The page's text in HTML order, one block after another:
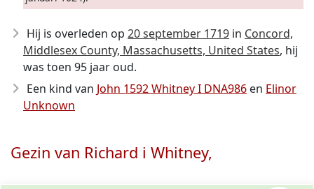
Hij is overleden op 20 september 1719 in Concord,
Middlesex County, Massachusetts, United States, hij
was toen 95 jaar oud.
Een kind van John 1592 Whitney I DNA986 en Elinor
Unknown
Gezin van Richard i Whitney,